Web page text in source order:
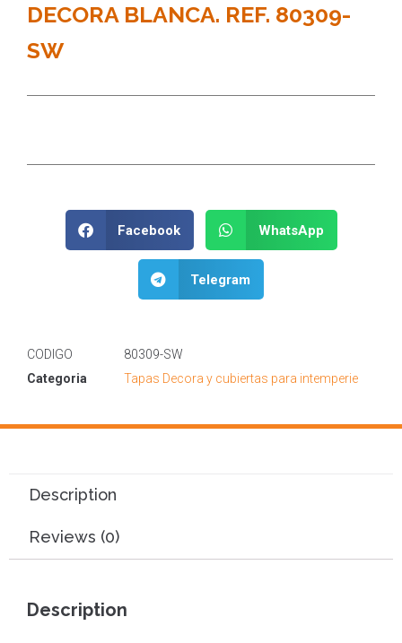
DECORA BLANCA. REF. 80309-
SW
Facebook WhatsApp
Telegram
CODIGO
80309-SW
Categoria
Tapas Decora y cubiertas para intemperie
Description
Reviews (0)
Description